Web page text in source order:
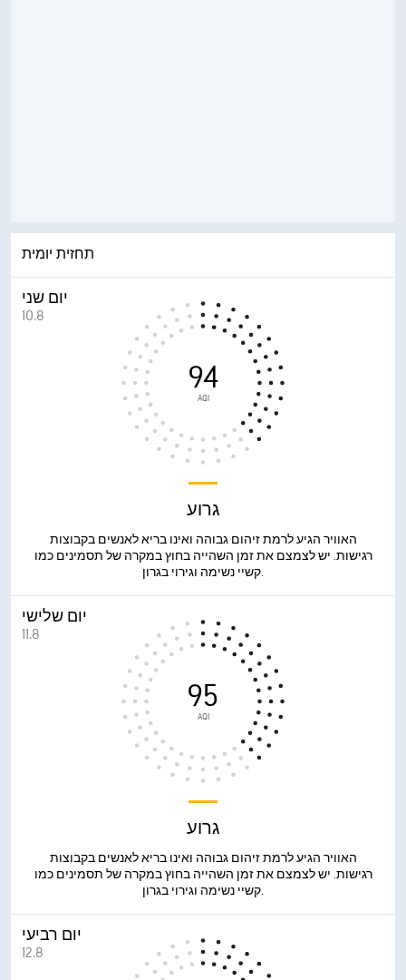
תחזית יומית
יום שני
10.8
94
AQI
גרוע
האוויר הגיע לרמת זיהום גבוהה ואינו בריא לאנשים בקבוצות
רגישות. יש לצמצם את זמן השהייה בחוץ במקרה של תסמינים כמו
קשיי נשימה וגירוי בגרון.
יום שלישי
11.8
95
AQI
גרוע
האוויר הגיע לרמת זיהום גבוהה ואינו בריא לאנשים בקבוצות
רגישות. יש לצמצם את זמן השהייה בחוץ במקרה של תסמינים כמו
קשיי נשימה וגירוי בגרון.
יום רביעי
12.8